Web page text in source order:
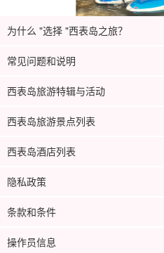
为什么 "选择 "西表岛之旅？
常见问题和说明
西表岛旅游特辑与活动
西表岛旅游景点列表
西表岛酒店列表
隐私政策
条款和条件
操作员信息